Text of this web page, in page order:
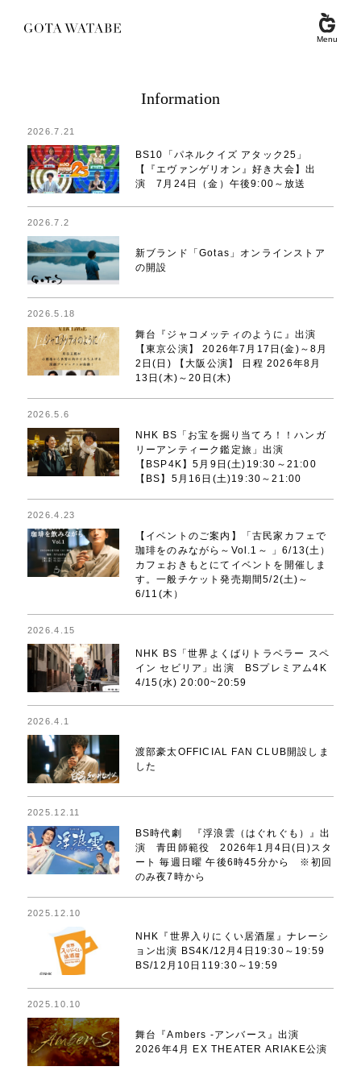
Menu
Information
2026.7.21
BS10「パネルクイズ アタック25」
【『エヴァンゲリオン』好き大会】出
演 7月24日（金）午後9:00～放送
2026.7.2
新ブランド「Gotas」オンラインストア
の開設
2026.5.18
舞台『ジャコメッティのように』出演
【東京公演】 2026年7月17日(金)～8月
2日(日) 【大阪公演】 日程 2026年8月
13日(木)～20日(木)
2026.5.6
NHK BS「お宝を掘り当てろ！！ハンガ
リーアンティーク鑑定旅」出演
【BSP4K】5月9日(土)19:30～21:00
【BS】5月16日(土)19:30～21:00
2026.4.23
【イベントのご案内】「古民家カフェで
珈琲をのみながら～Vol.1～ 」6/13(土）
カフェおきもとにてイベントを開催しま
す。一般チケット発売期間5/2(土)～
6/11(木）
2026.4.15
NHK BS「世界よくばりトラベラー スペ
イン セビリア」出演 BSプレミアム4K
4/15(水) 20:00~20:59
2026.4.1
渡部豪太OFFICIAL FAN CLUB開設しま
した
2025.12.11
BS時代劇 『浮浪雲（はぐれぐも）』出
演 青田師範役 2026年1月4日(日)スタ
ート 毎週日曜 午後6時45分から ※初回
のみ夜7時から
2025.12.10
NHK『世界入りにくい居酒屋』ナレーシ
ョン出演 BS4K/12月4日19:30～19:59
BS/12月10日119:30～19:59
2025.10.10
舞台『Ambers -アンバース』出演
2026年4月 EX THEATER ARIAKE公演